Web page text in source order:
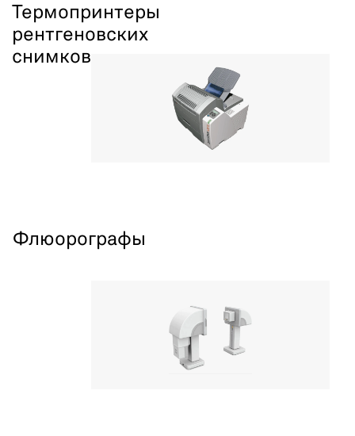
Термопринтеры
рентгеновских
снимков
Флюорографы